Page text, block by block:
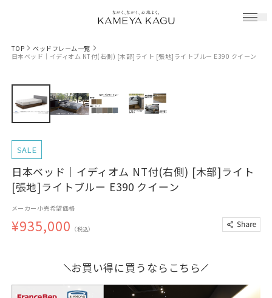
TOP
ベッドフレーム一覧
日本ベッド｜イディオム NT付(右側) [木部]ライト [張地]ライトブルー E390 クイーン
SALE
日本ベッド｜イディオム NT付(右側) [木部]ライト
[張地]ライトブルー E390 クイーン
メーカー小売希望価格
¥935,000 （税込）
お買い得に買うならこちら